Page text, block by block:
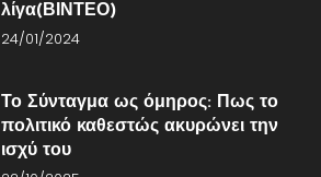
λίγα(ΒΙΝΤΕΟ)
24/01/2024
Το Σύνταγμα ως όμηρος: Πως το
πολιτικό καθεστώς ακυρώνει την
ισχύ του